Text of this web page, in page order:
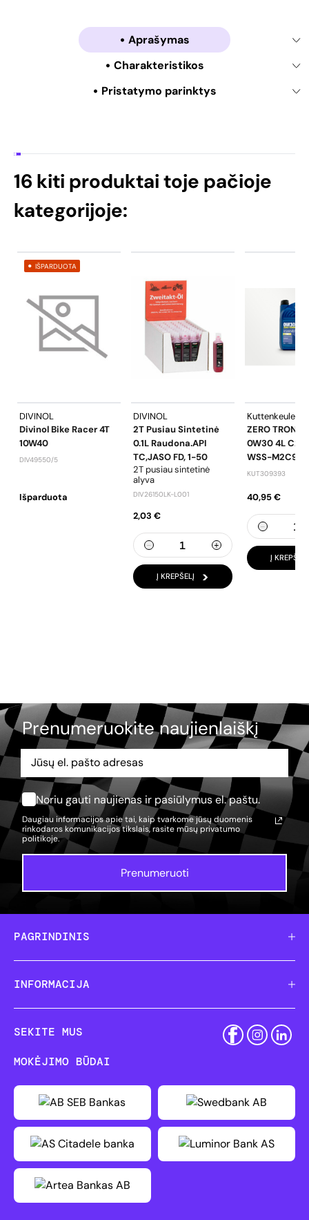
Aprašymas
Charakteristikos
Pristatymo parinktys
16 kiti produktai toje pačioje
kategorijoje:
IŠPARDUOTA
DIVINOL
Divinol Bike Racer 4T
10W40
DIV49550/5
Išparduota
DIVINOL
2T Pusiau Sintetinė
0.1L Raudona.API
TC,JASO FD, 1-50
2T pusiau sintetinė
alyva
DIV26150LK-L001
2,03 €
Į KREPŠELĮ
Kuttenkeuler
ZERO TRONIC
0W30 4L C2
WSS-
KUT309393
40,95 €
Į KREPŠELĮ
Prenumeruokite naujienlaiškį
Noriu gauti naujienas ir pasiūlymus el. paštu.
Daugiau informacijos apie tai, kaip tvarkome jūsų duomenis
rinkodaros komunikacijos tikslais, rasite mūsų privatumo
politikoje.
Prenumeruoti
PAGRINDINIS
INFORMACIJA
SEKITE MUS
MOKĖJIMO BŪDAI